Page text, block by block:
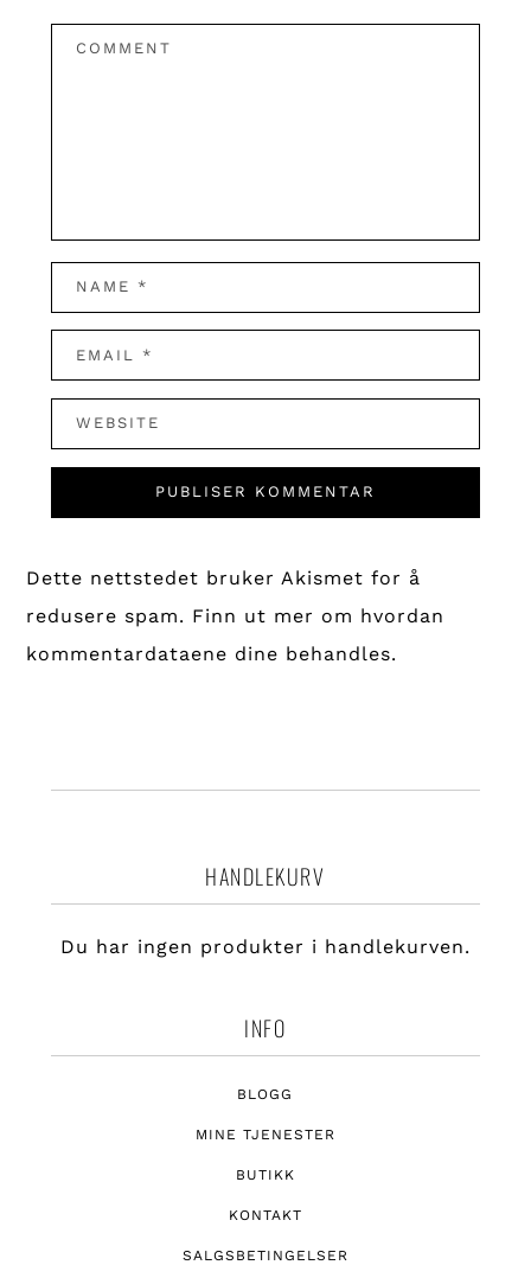
Dette nettstedet bruker Akismet for å
redusere spam. Finn ut mer om hvordan
kommentardataene dine behandles.
HANDLEKURV
Du har ingen produkter i handlekurven.
INFO
BLOGG
MINE TJENESTER
BUTIKK
KONTAKT
SALGSBETINGELSER